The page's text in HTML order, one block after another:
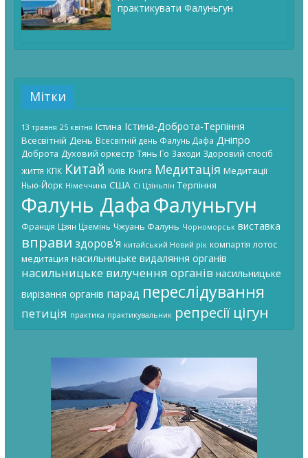
практикувати Фалуньгун
Мітки
13 травня 25 квітня Істина Істина-Доброта-Терпіння
Всесвітній День Всесвітній день Фалунь Дафа Дніпро
Доброта Духовий оркестр Тянь Го Заходи Здоровий спосіб
життя КПК Китай Київ Книга Медитація Медитації
Нью-Йорк Німеччина США Сі Цзіньпін Терпіння
Фалунь ДафаФалуньгун
Франція Цзян Цземінь Чжуань Фалунь Чорноморськ виставка
вправи здоров'я китайський Новий рік компартія лотос
медитация насильницьке видаляння органів
насильницьке вилучення органів насильницьке
вирізання органів парад переслідування
петиція практика практикувальник репресії цігун